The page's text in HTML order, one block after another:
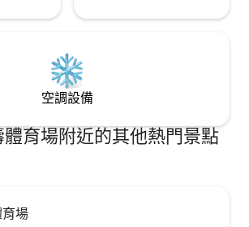
空調設備
育場附近的其他熱門景點
場